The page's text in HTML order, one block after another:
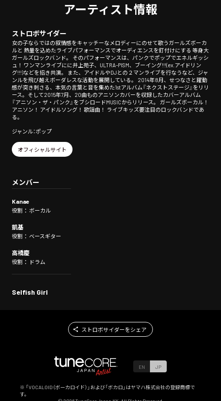
アーティスト情報
ストロボサイダー
女の子ならではの叙情感をキャッチーなメロディーにのせて歌うガールズボーカ
ルと 熱量を込めたライブパフォーマンスでオーディエンスを釘付けにする 等身大
ガールズロックバンド。 そのパフォーマンスは、パンクでポップでエネルギッシ
ュ！ ワンマンライブにに井上苑子、ULTRA-PISM、ブーイング!!!(ex.アイドリン
グ!!!)などを招き共演。 また、アイドルやDJとの２マンライブを行なうなど、ジャ
ンルを飛び越えボーダレスな活動を展開している。 2014年8月、せつなさと躍動
感が突き刺さる、本気の言葉と音を集めた1stアルバム『ネクストステージ』をリリ
ース。そして2015年7月、20曲ものアニソンカバーを収録したカバーアルバム
『アニソン・ザ・パンク』をブシロードMUSICからリリース。 ガールズボーカル！
アニソン！ アイドルソング！ 歌謡曲！ ライブキッズ要注目のロックバンドであ
る。
ジャンル：ポップ
オフィシャルサイト
メンバー
Kanae
役割： ボーカル
凱基
役割： ベースギター
高橋慶
役割： ドラム
Selfish Girl
ストロボサイダーをシェア
EN JP
※ 「VOCALOID（ボーカロイド）」および「ボカロ」はヤマハ株式会社の登録商標で
す。